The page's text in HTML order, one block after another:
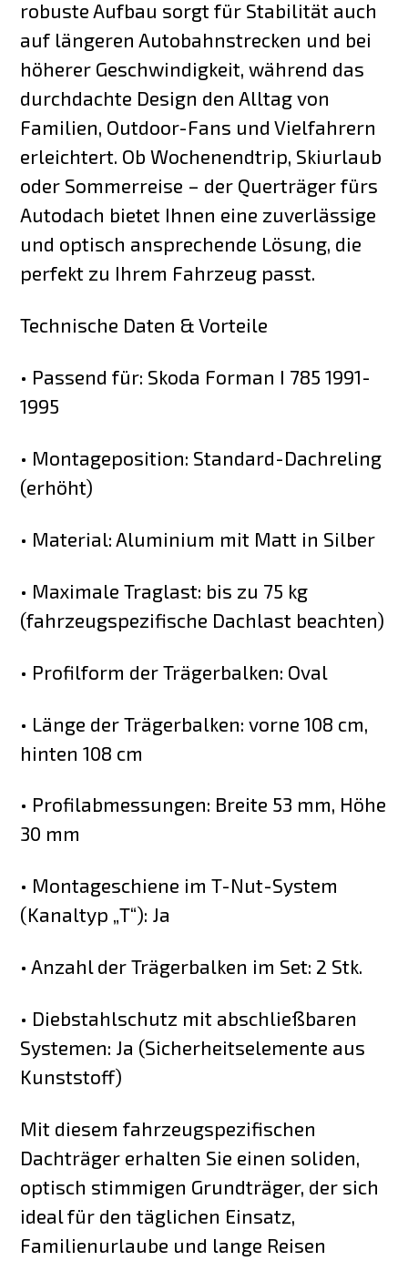
robuste Aufbau sorgt für Stabilität auch
auf längeren Autobahnstrecken und bei
höherer Geschwindigkeit, während das
durchdachte Design den Alltag von
Familien, Outdoor-Fans und Vielfahrern
erleichtert. Ob Wochenendtrip, Skiurlaub
oder Sommerreise – der Querträger fürs
Autodach bietet Ihnen eine zuverlässige
und optisch ansprechende Lösung, die
perfekt zu Ihrem Fahrzeug passt.
Technische Daten & Vorteile
• Passend für: Skoda Forman I 785 1991-
1995
• Montageposition: Standard-Dachreling
(erhöht)
• Material: Aluminium mit Matt in Silber
• Maximale Traglast: bis zu 75 kg
(fahrzeugspezifische Dachlast beachten)
• Profilform der Trägerbalken: Oval
• Länge der Trägerbalken: vorne 108 cm,
hinten 108 cm
• Profilabmessungen: Breite 53 mm, Höhe
30 mm
• Montageschiene im T-Nut-System
(Kanaltyp „T“): Ja
• Anzahl der Trägerbalken im Set: 2 Stk.
• Diebstahlschutz mit abschließbaren
Systemen: Ja (Sicherheitselemente aus
Kunststoff)
Mit diesem fahrzeugspezifischen
Dachträger erhalten Sie einen soliden,
optisch stimmigen Grundträger, der sich
ideal für den täglichen Einsatz,
Familienurlaube und lange Reisen